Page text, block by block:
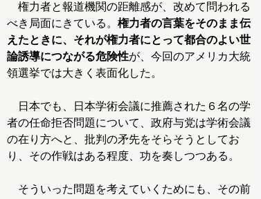
権力者と報道機関の距離感が、改めて問われる
べき局面にきている。 権力者の言葉をそのまま伝
えたときに、それが権力者にとって都合のよい世
論誘導につながる危険性が、今回のアメリカ大統
領選挙では大きく表面化した。
日本でも、日本学術会議に推薦された６名の学
者の任命拒否問題について、政府与党は学術会議
の在り方へと、批判の矛先をそらそうとしてお
り、その作戦はある程度、功を奏しつつある。
そういった問題を考えていくためにも、その前